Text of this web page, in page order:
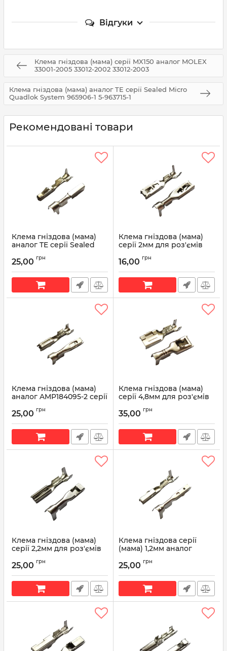
Відгуки
Клема гніздова (мама) серії MX150 аналог MOLEX
33001-2005 33012-2002 33012-2003
Клема гніздова (мама) аналог TE серії Sealed Micro
Quadlok System 965906-1 5-963715-1
Рекомендовані товари
Клема гніздова (мама)
аналог TE серії Sealed
965906-1 5-963715-1
Артикул: 65906-1
25,00 грн
Клема гніздова (мама)
серії 2мм для роз'ємів
Артикул:
16,00 грн
Клема гніздова (мама)
аналог AMP184095-2 серії
Артикул: 184095-2
25,00 грн
Клема гніздова (мама)
серії 4,8мм для роз'ємів
Артикул: TL47
35,00 грн
Клема гніздова (мама)
серії 2,2мм для роз'ємів
Артикул: TL46
25,00 грн
Клема гніздова серії
(мама) 1,2мм аналог
Артикул: 8100-3067
25,00 грн